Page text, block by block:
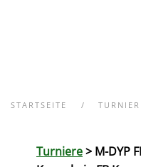
STARTSEITE
Turniere> M-DYP